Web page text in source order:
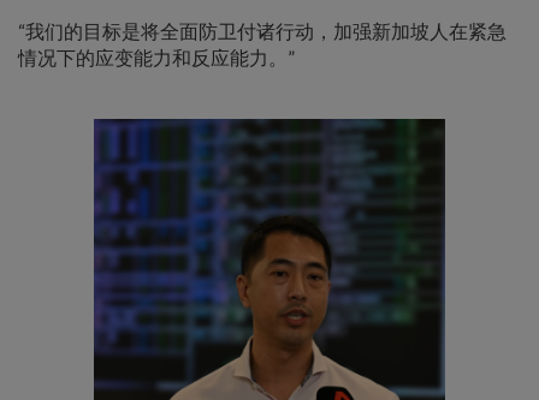
“我们的目标是将全面防卫付诸行动，加强新加坡人在紧急
情况下的应变能力和反应能力。”